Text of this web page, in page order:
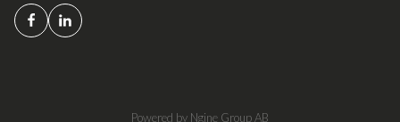
Powered by Ngine Group AB